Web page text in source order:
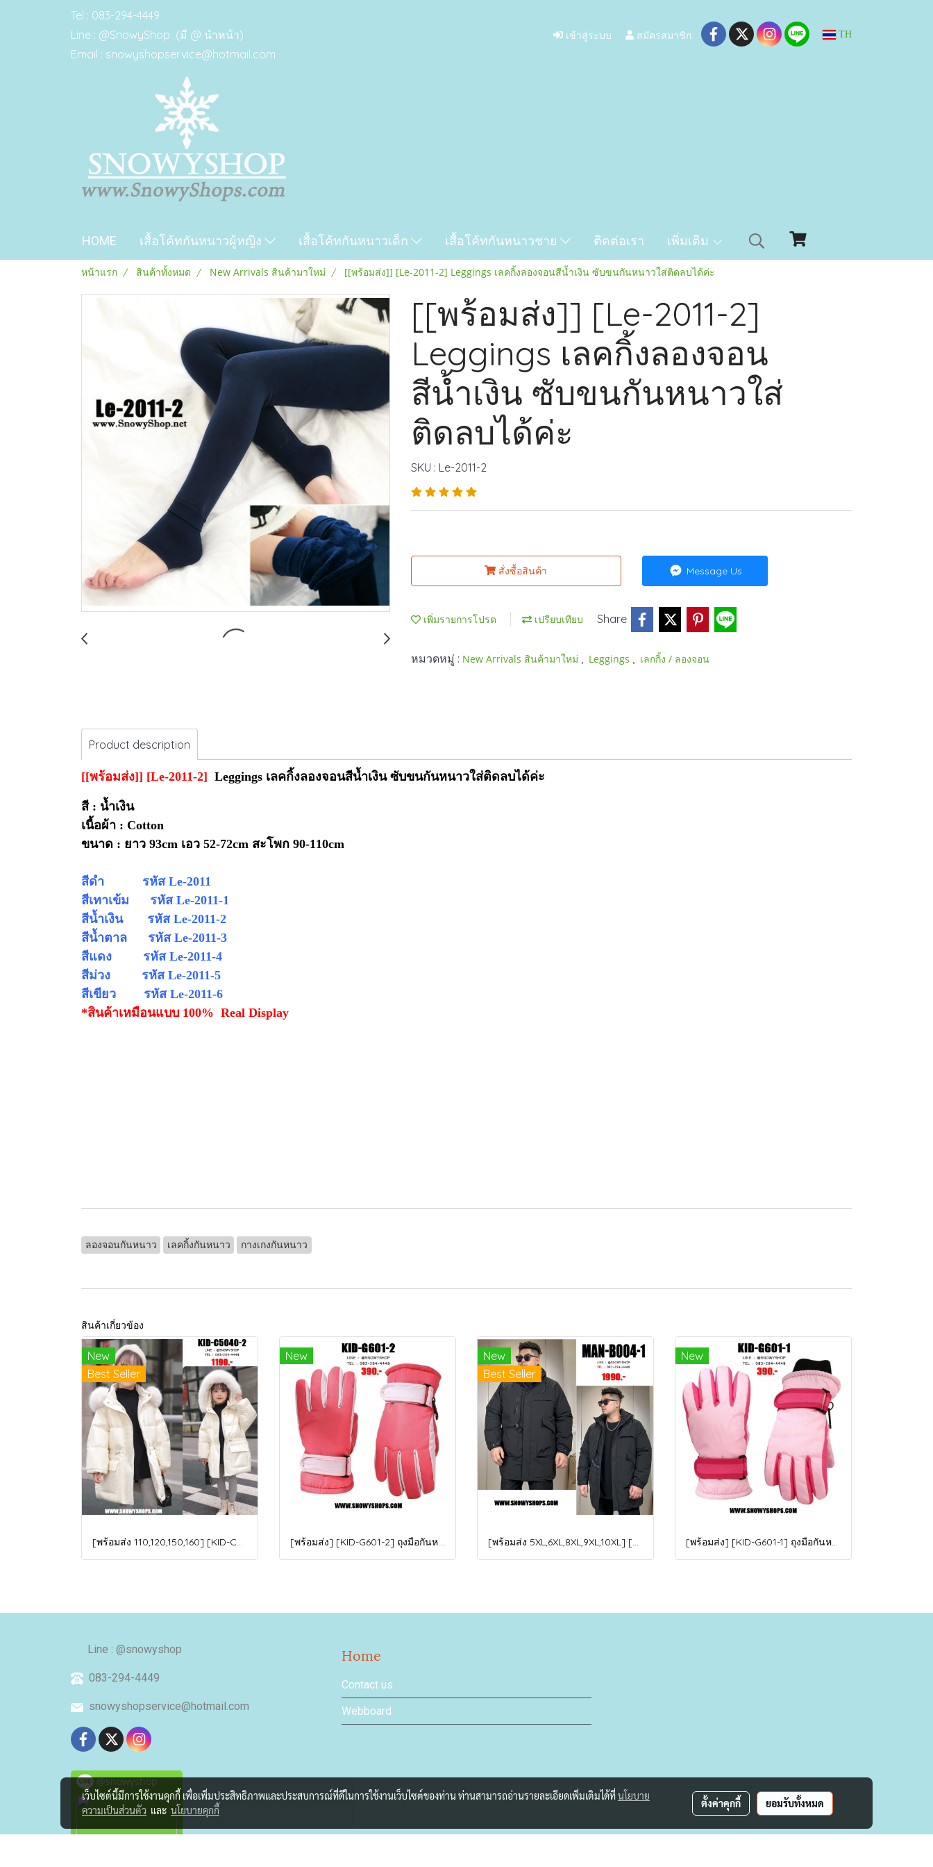
Tel : 083-294-4449
Line : @SnowyShop (มี @ นำหน้า)
Email : snowyshopservice@hotmail.com
เข้าสู่ระบบ สมัครสมาชิก TH
HOME เสื้อโค้ทกันหนาวผู้หญิง เสื้อโค้ทกันหนาวเด็ก เสื้อโค้ทกันหนาวชาย ติดต่อเรา เพิ่มเติม
หน้าแรก สินค้าทั้งหมด New Arrivals สินค้ามาใหม่ [[พร้อมส่ง]] [Le-2011-2] Leggings เลคกิ้งลองจอนสีน้ำเงิน ซับขนกันหนาวใส่ติดลบได้ค่ะ
[[พร้อมส่ง]] [Le-2011-2]
Leggings เลคกิ้งลองจอน
สีน้ำเงิน ซับขนกันหนาวใส่
ติดลบได้ค่ะ
SKU : Le-2011-2
สั่งซื้อสินค้า Message Us
เพิ่มรายการโปรด เปรียบเทียบ Share
หมวดหมู่ : New Arrivals สินค้ามาใหม่ Leggings เลกกิ้ง / ลองจอน
Product description
[[พร้อมส่ง]] [Le-2011-2] Leggings เลคกิ้งลองจอนสีน้ำเงิน ซับขนกันหนาวใส่ติดลบได้ค่ะ
สี : น้ำเงิน
เนื้อผ้า : Cotton
ขนาด : ยาว 93cm เอว 52-72cm สะโพก 90-110cm
สีดำ รหัส Le-2011
สีเทาเข้ม รหัส Le-2011-1
สีน้ำเงิน รหัส Le-2011-2
สีน้ำตาล รหัส Le-2011-3
สีแดง รหัส Le-2011-4
สีม่วง รหัส Le-2011-5
สีเขียว รหัส Le-2011-6
*สินค้าเหมือนแบบ 100% Real Display
ลองจอนกันหนาว เลคกิ้งกันหนาว กางเกงกันหนาว
สินค้าเกี่ยวข้อง
New
Best Seller
[พร้อมส่ง 110,120,150,160] [KID-C5040-2] เสื้อโค้ทกันหนาวเด็กขนเป็ดสีขาว แขนยาว มีกระเป๋าสองข้าง แบบซิปด้านหน้า หมวกฮู้ดติดเฟอร์ฟรุ้งฟริ้งใส่ติดลบกันหนาว เล่นหิมะได้ค่ะ
New
[พร้อมส่ง] [KID-G601-2] ถุงมือกันหนาวเด็กสีชมพูเข้ม ซับขนด้านใน ใส่กันหนาวเล่นหิมะได้ (เหมาะสำหรับเด็ก 3-5ขวบ)
New
Best Seller
[พร้อมส่ง 5XL,6XL,8XL,9XL,10XL] [Man-B004-1] Down Jackets BigSize เสื้อโค้ทขนเป็ดกันหนาวสีดำชายไซด์ใหญ่ มีหมวกฮู้ด ซิปด้านหน้า กันน้ำ ใส่กันหนาวติดลบได้อย่างดี
New
[พร้อมส่ง] [KID-G601-1] ถุงมือกันหนาวเด็กสีชมพูอ่อน ซับขนด้านใน ใส่กันหนาวเล่นหิมะได้ (เหมาะสำหรับเด็ก 3-5ขวบ)
Line : @snowyshop
083-294-4449
snowyshopservice@hotmail.com
@snowyshop
Home
Contact us
Webboard
เว็บไซต์นี้มีการใช้งานคุกกี้ เพื่อเพิ่มประสิทธิภาพและประสบการณ์ที่ดีในการใช้งานเว็บไซต์ของท่าน ท่านสามารถอ่านรายละเอียดเพิ่มเติมได้ที่นโยบาย
ความเป็นส่วนตัว และ นโยบายคุกกี้
ตั้งค่าคุกกี้ ยอมรับทั้งหมด